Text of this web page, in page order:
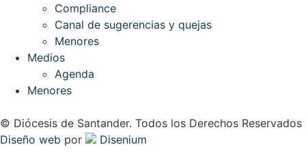
Compliance
Canal de sugerencias y quejas
Menores
Medios
Agenda
Menores
© Diócesis de Santander. Todos los Derechos Reservados
Diseño web por Disenium